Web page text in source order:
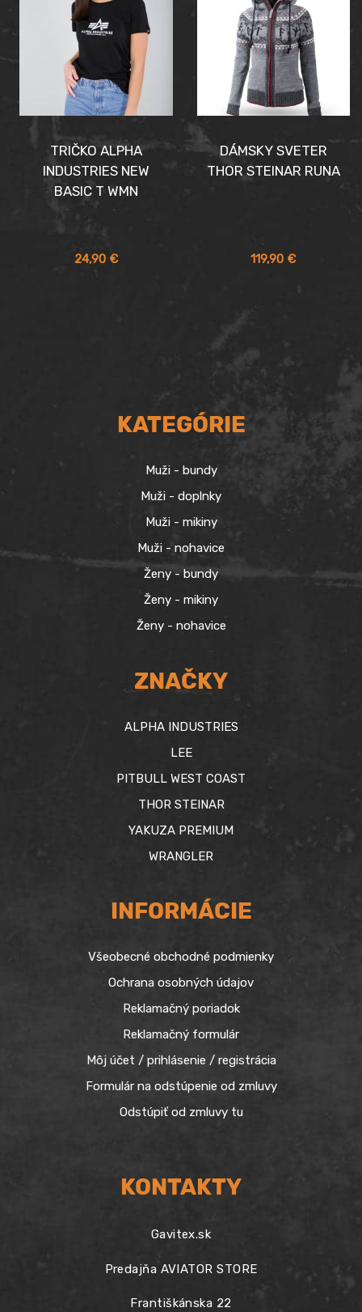
64,90 €.
39,90 €. 74,90 €.
49,90 €.
TRIČKO ALPHA
INDUSTRIES NEW
BASIC T WMN
24,90 €
DÁMSKY SVETER
THOR STEINAR RUNA
119,90 €
KATEGÓRIE
Muži - bundy
Muži - doplnky
Muži - mikiny
Muži - nohavice
Ženy - bundy
Ženy - mikiny
Ženy - nohavice
ZNAČKY
ALPHA INDUSTRIES
LEE
PITBULL WEST COAST
THOR STEINAR
YAKUZA PREMIUM
WRANGLER
INFORMÁCIE
Všeobecné obchodné podmienky
Ochrana osobných údajov
Reklamačný poriadok
Reklamačný formulár
Môj účet / prihlásenie / registrácia
Formulár na odstúpenie od zmluvy
Odstúpiť od zmluvy tu
KONTAKTY
Gavitex.sk
Predajňa AVIATOR STORE
Františkánska 22